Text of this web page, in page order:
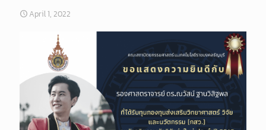
April 1, 2022